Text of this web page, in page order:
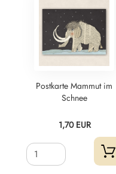
Postkarte Mammut im
Schnee
1,70 EUR